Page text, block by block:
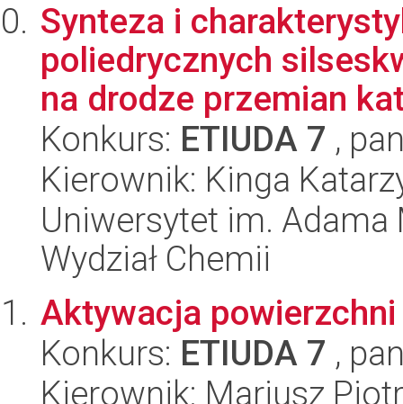
Synteza i
poliedrycznych
na drodze przemian
Konkurs: ETIUDA 7 ,
Kierownik: Kinga
Uniwersytet im.
Wydział Chemii
Aktywacja
Konkurs: ETIUDA 7 ,
Kierownik: Mariusz